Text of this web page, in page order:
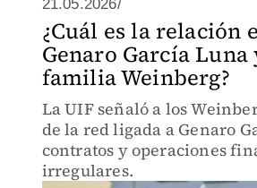
21.05.2026/
¿Cuál es la relación
Genaro García Luna
familia Weinberg?
La UIF señaló a los
de la red ligada a Genaro
contratos y operaciones
irregulares.